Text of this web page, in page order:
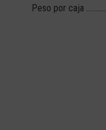
Peso por caja